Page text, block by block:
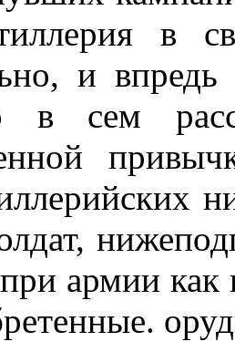
в
и
в сем
армии